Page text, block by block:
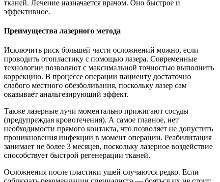
тканей. Лечение назначается врачом. Оно быстрое и
эффективное.
Преимущества лазерного метода
Исключить риск большей части осложнений можно, если
проводить отопластику с помощью лазера. Современные
технологии позволяют с максимальной точностью выполнить
коррекцию. В процессе операции пациенту достаточно
слабого местного обезболивания, поскольку лазер сам
оказывает анальгезирующий эффект.
Также лазерные лучи моментально прижигают сосуды
(предупреждая кровотечения). А самое главное, нет
необходимости прямого контакта, что позволяет не допустить
проникновения инфекции в момент операции. Реабилитация
занимает не более 3 месяцев, поскольку лазерное воздействие
способствует быстрой регенерации тканей.
Осложнения после пластики ушей случаются редко. Если